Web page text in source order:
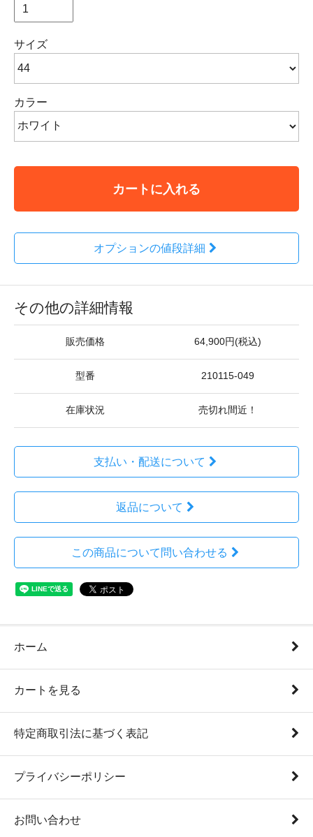
サイズ
カラー
カートに入れる
オプションの値段詳細
その他の詳細情報
販売価格 64,900円(税込)
型番 210115-049
在庫状況 売切れ間近！
支払い・配送について
返品について
この商品について問い合わせる
ホーム
カートを見る
特定商取引法に基づく表記
プライバシーポリシー
お問い合わせ